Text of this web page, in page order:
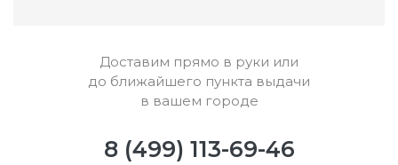
Доставим прямо в руки или
до ближайшего пункта выдачи
в вашем городе
8 (499) 113-69-46